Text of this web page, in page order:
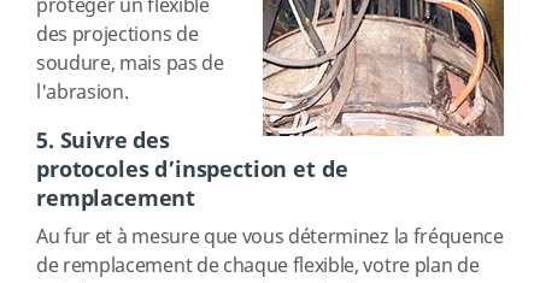
protéger un flexible
des projections de
soudure, mais pas de
l'abrasion.
5. Suivre des
protocoles d’inspection et de
remplacement
Au fur et à mesure que vous déterminez la fréquence
de remplacement de chaque flexible, votre plan de